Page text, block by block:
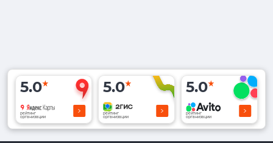
5.0
рейтинг
организации
5.0
рейтинг
организации
5.0
рейтинг
организации